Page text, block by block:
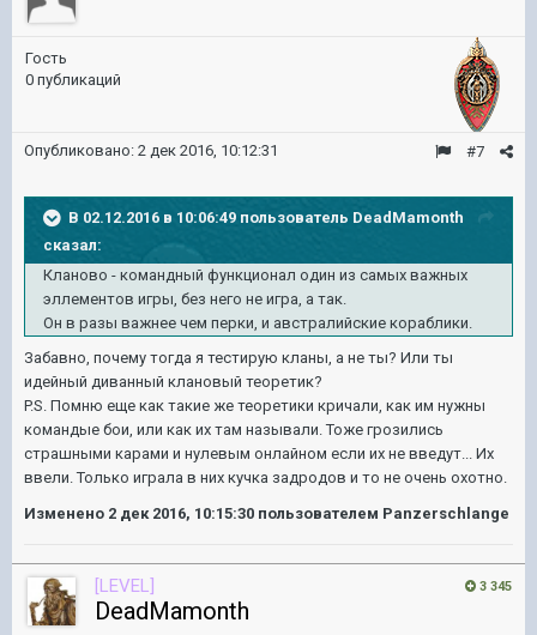
Гость
0 публикаций
#7
Опубликовано: 2 дек 2016, 10:12:31
В 02.12.2016 в 10:06:49 пользователь DeadMamonth
сказал:
Кланово - командный функционал один из самых важных
эллементов игры, без него не игра, а так.
Он в разы важнее чем перки, и австралийские кораблики.
Забавно, почему тогда я тестирую кланы, а не ты? Или ты
идейный диванный клановый теоретик?
P.S. Помню еще как такие же теоретики кричали, как им нужны
командые бои, или как их там называли. Тоже грозились
страшными карами и нулевым онлайном если их не введут... Их
ввели. Только играла в них кучка задродов и то не очень охотно.
Изменено 2 дек 2016, 10:15:30 пользователем Panzerschlange
3 345
[LEVEL]
DeadMamonth